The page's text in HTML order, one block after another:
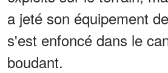
a jeté son équipement
s'est enfoncé dans le
boudant.